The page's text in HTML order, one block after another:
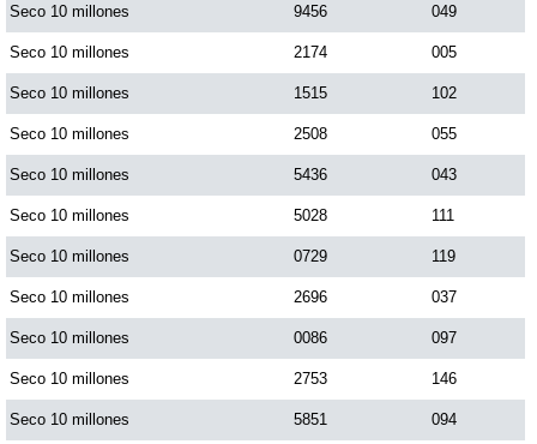
Seco 10 millones 9456 049
Seco 10 millones 2174 005
Seco 10 millones 1515 102
Seco 10 millones 2508 055
Seco 10 millones 5436 043
Seco 10 millones 5028 111
Seco 10 millones 0729 119
Seco 10 millones 2696 037
Seco 10 millones 0086 097
Seco 10 millones 2753 146
Seco 10 millones 5851 094